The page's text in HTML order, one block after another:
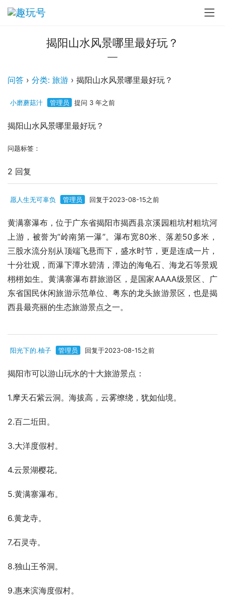
揭阳山水风景哪里最好玩？
问答 › 分类: 旅游 › 揭阳山水风景哪里最好玩？
小磨蘑菇汁 管理员 提问 3 年之前
揭阳山水风景哪里最好玩？
问题标签：
2 回复
愿人生无可辜负 管理员 回复于2023-08-15之前
黄满寨瀑布，位于广东省揭阳市揭西县京溪园粗坑村粗坑河
上游，被誉为“岭南第一瀑”。瀑布宽80米、落差50多米，
三股水流分别从顶端飞悬而下，盛水时节，更是连成一片，
十分壮观，而瀑下潭水碧清，潭边的海龟石、海龙石等景观
栩栩如生。黄满寨瀑布群旅游区，是国家AAAA级景区、广
东省国民休闲旅游示范单位、粤东的龙头旅游景区，也是揭
西县最亮丽的生态旅游景点之一。
阳光下的.柚子 管理员 回复于2023-08-15之前
揭阳市可以游山玩水的十大旅游景点：
1.摩天石紫云洞。海拔高，云雾缭绕，犹如仙境。
2.百二坵田。
3.大洋度假村。
4.云景湖樱花。
5.黄满寨瀑布。
6.黄龙寺。
7.石灵寺。
8.独山王爷洞。
9.惠来滨海度假村。